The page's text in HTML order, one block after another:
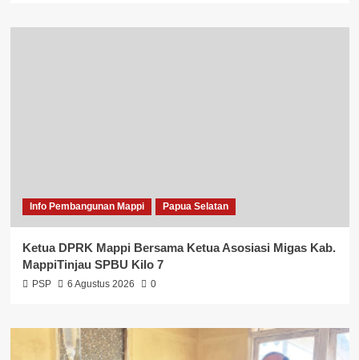
Info Pembangunan Mappi Papua Selatan
Ketua DPRK Mappi Bersama Ketua Asosiasi Migas Kab.
MappiTinjau SPBU Kilo 7
PSP 6 Agustus 2026 0